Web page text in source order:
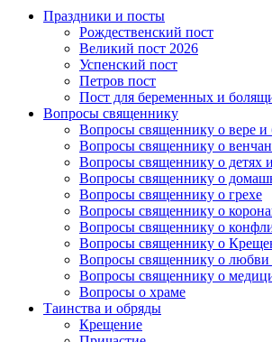
Праздники и посты
Рождественский пост
Великий пост 2026
Успенский пост
Петров пост
Пост для беременных и
Вопросы священнику
Вопросы священнику о вере и
Вопросы священнику о
Вопросы священнику о детях
Вопросы священнику о
Вопросы священнику о грехе
Вопросы священнику о
Вопросы священнику о
Вопросы священнику о
Вопросы священнику о
Вопросы священнику о
Вопросы о храме
Таинства и обряды
Крещение